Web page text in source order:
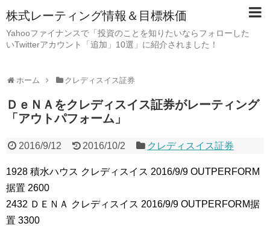
株式レーティング情報＆目標株価
Yahooファイナンスで「投資のことを知りたいならフォローした
いTwitterアカウント「追加」10選」に紹介されました！
ホーム クレディスイス証券
ＤｅＮＡをクレディスイス証券がレーティング
「アウトパフォーム」
2016/9/12 2016/10/2 クレディスイス証券
1928 積水ハウス クレディスイス 2016/9/9 OUTPERFORM
据置 2600
2432 ＤＥＮＡ クレディスイス 2016/9/9 OUTPERFORM据
置 3300